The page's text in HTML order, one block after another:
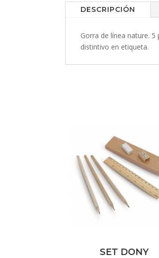
DESCRIPCIÓN
Gorra de línea nature.
distintivo en etiqueta.
SET DONY